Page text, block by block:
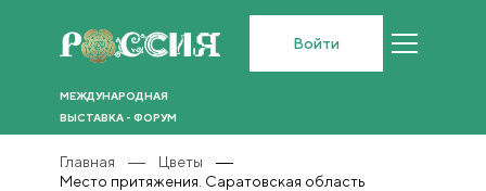
МЕЖДУНАРОДНАЯ
ВЫСТАВКА - ФОРУМ
Войти
Главная
Цветы
Место притяжения. Саратовская область